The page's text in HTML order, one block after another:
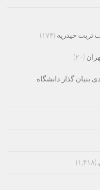
حیدریه (۱۷۴)
(۲۰)
بنیان گذار دانشگاه
(۱,۴۱۸)